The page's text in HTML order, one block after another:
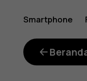
Smartphone